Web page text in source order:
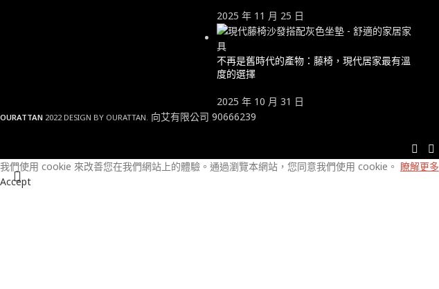
2025 年 11 月 25 日
不再是舊時代的產物：藤椅，現代居家最有溫
度的選擇
2025 年 10 月 31 日
OURATTAN 2022 DESIGN BY OURATTAN. 向艾有限公司 90666239
我們使用 cookie 來改善您在我們網站上的體驗。 通過瀏覽本網站，您同意我們使用 cookie。 瞭解更多
Accept